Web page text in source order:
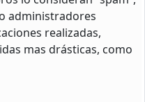
administradores
realizadas,
mas drásticas, como